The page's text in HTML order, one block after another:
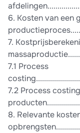
6. Kosten van een
7.
7.1 Process
7.2 Process
8. Relevante